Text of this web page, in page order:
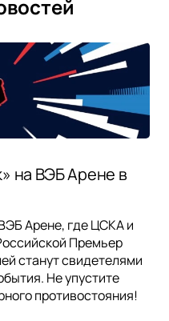
на ВЭБ Арене в
Арене, где ЦСКА и
Премьер
станут свидетелями
Не упустите
противостояния!